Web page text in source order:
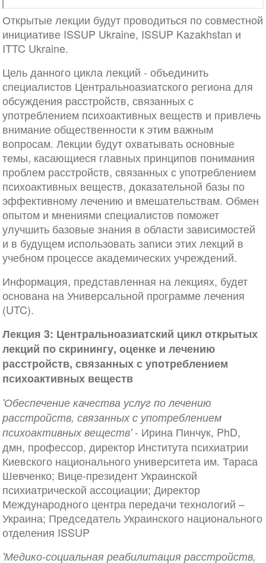
Открытые лекции будут проводиться по совместной
инициативе ISSUP Ukraine, ISSUP Kazakhstan и
ITTC Ukraine.
Цель данного цикла лекций - объединить
специалистов Центральноазиатского региона для
обсуждения расстройств, связанных с
употреблением психоактивных веществ и привлечь
внимание общественности к этим важным
вопросам. Лекции будут охватывать основные
темы, касающиеся главных принципов понимания
проблем расстройств, связанных с употреблением
психоактивных веществ, доказательной базы по
эффективному лечению и вмешательствам. Обмен
опытом и мнениями специалистов поможет
улучшить базовые знания в области зависимостей
и в будущем использовать записи этих лекций в
учебном процессе академических учреждений.
Информация, представленная на лекциях, будет
основана на Универсальной программе лечения
(UTC).
Лекция 3: Центральноазиатский цикл открытых
лекций по скринингу, оценке и лечению
расстройств, связанных с употреблением
психоактивных веществ
'Обеспечение качества услуг по лечению
расстройств, связанных с употреблением
психоактивных веществ'- Ирина Пинчук, PhD,
дмн, профессор, директор Института психиатрии
Киевского национального университета им. Тараса
Шевченко; Вице-президент Украинской
психиатрической ассоциации; Директор
Международного центра передачи технологий –
Украина; Председатель Украинского национального
отделения ISSUP
'Медико-социальная реабилитация расстройств,